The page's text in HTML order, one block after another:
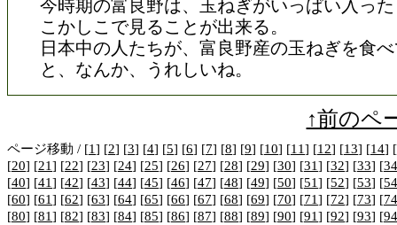
今時期の富良野は、玉ねぎがいっぱい入っ
こかしこで見ることが出来る。
日本中の人たちが、富良野産の玉ねぎを食
と、なんか、うれしいね。
↑前のペ
ページ移動 / [1] [2] [3] [4] [5] [6] [7] [8] [9] [10] [11] [12] [13] [14] [
[20] [21] [22] [23] [24] [25] [26] [27] [28] [29] [30] [31] [32] [33] [34
[40] [41] [42] [43] [44] [45] [46] [47] [48] [49] [50] [51] [52] [53] [54
[60] [61] [62] [63] [64] [65] [66] [67] [68] [69] [70] [71] [72] [73] [74
[80] [81] [82] [83] [84] [85] [86] [87] [88] [89] [90] [91] [92] [93] [94